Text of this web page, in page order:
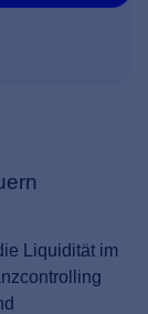
Liquidität im